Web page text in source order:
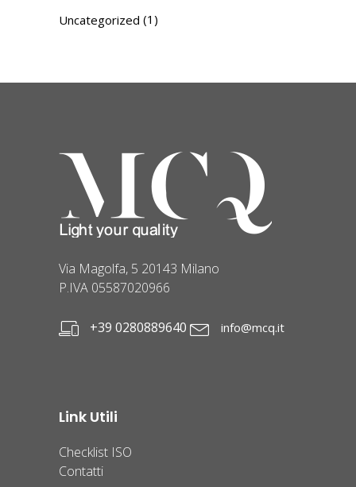
Uncategorized (1)
Via Magolfa, 5 20143 Milano
P.IVA 05587020966
+39 0280889640 info@mcq.it
Link Utili
Checklist ISO
Contatti